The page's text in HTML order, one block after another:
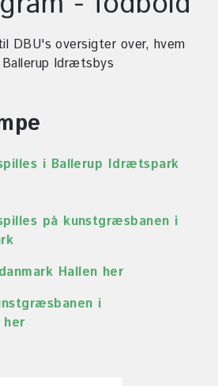
DBU's oversigter over, hvem
Idrætsbys
i Ballerup Idrætspark
på kunstgræsbanen i
Hallen her
i
overdækket kunstgræs
Kunstgræsbaner
Fodboldbaner til træning
Kilbride Badet
Atletik Stadion
og klubfaciliteter
Cykelcrossbane
træning og
aktiviteter
pladser
Transport
Ballerup Idrætsby
2018-2029
Leje af baner og lokaler
noget i stykker?
Idrætspark
om Måløv Idrætspark